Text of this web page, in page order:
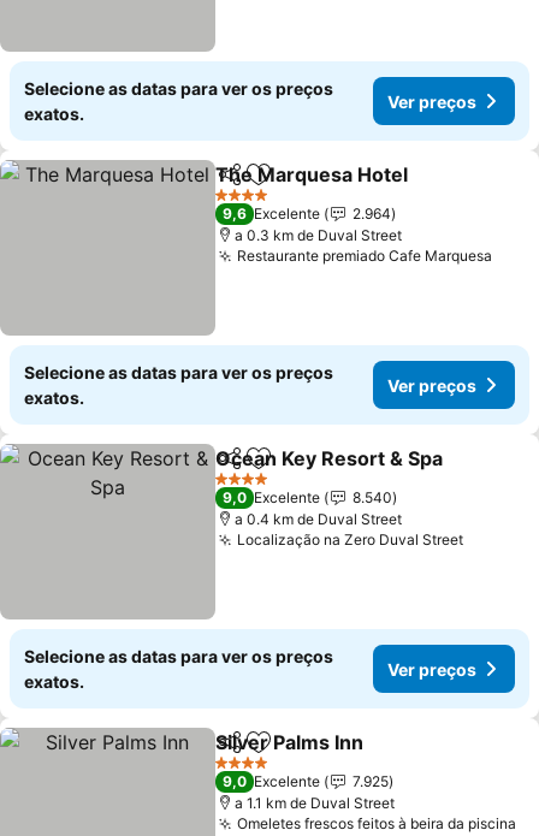
Selecione as datas para ver os preços
exatos.
Ver preços
PartilharAdicionar aos favoritos
The Marquesa Hotel
4 Estrelas
9,6 Excelente
2.964
a 0.3 km de Duval Street
Restaurante premiado Cafe Marquesa
Selecione as datas para ver os preços
exatos.
Ver preços
PartilharAdicionar aos favoritos
Ocean Key Resort & Spa
4 Estrelas
9,0 Excelente
8.540
a 0.4 km de Duval Street
Localização na Zero Duval StreetVer
Selecione as datas para ver os preços
exatos.
Ver preços
PartilharAdicionar aos favoritos
Silver Palms Inn
4 Estrelas
9,0 Excelente
7.925
a 1.1 km de Duval Street
Omeletes frescos feitos à beira da piscina